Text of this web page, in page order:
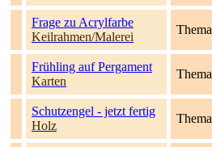
Frage zu Acrylfarbe
Keilrahmen/Malerei
Thema
Frühling auf Pergament
Karten
Thema
Schutzengel - jetzt fertig
Holz
Thema